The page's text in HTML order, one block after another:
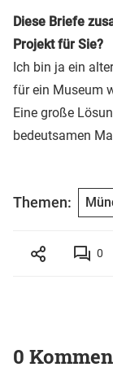
Diese Briefe
Projekt für Sie?
Ich bin ja ein
für ein Museum
Eine große
bedeutsamen
Themen:
0
0